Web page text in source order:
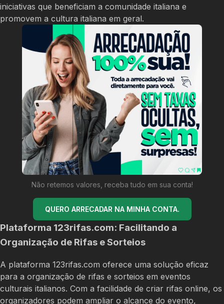
iniciativas que beneficiam a comunidade italiana e
promovem a cultura italiana em geral.
Não retemos valores, receba tudo em sua conta!
QUERO ARRECADAR NA MINHA CONTA.
Plataforma 123rifas.com: Facilitando a
Organização de Rifas e Sorteios
A plataforma 123rifas.com oferece uma solução eficaz
para a organização de rifas e sorteios em eventos
culturais italianos. Com a facilidade de criar rifas online, os
organizadores podem ampliar o alcance do evento,